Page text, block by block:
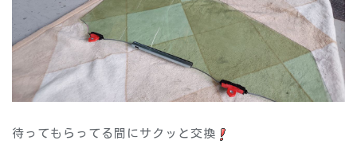
待ってもらってる間にサクッと交換